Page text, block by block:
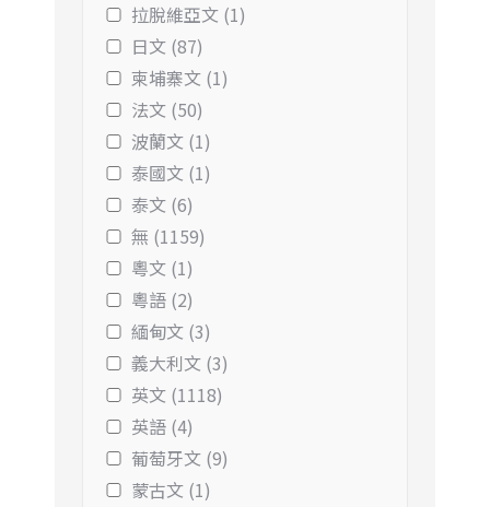
拉脫維亞文 (1)
日文 (87)
柬埔寨文 (1)
法文 (50)
波蘭文 (1)
泰國文 (1)
泰文 (6)
無 (1159)
粵文 (1)
粵語 (2)
緬甸文 (3)
義大利文 (3)
英文 (1118)
英語 (4)
葡萄牙文 (9)
蒙古文 (1)